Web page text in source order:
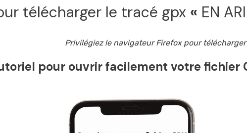
télécharger le tracé gpx « EN
Privilégiez le navigateur Firefox pour
pour ouvrir facilement votre fichier